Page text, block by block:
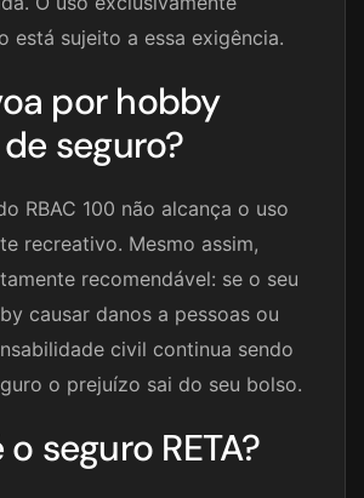
está sujeito a essa exigência.
por hobby
seguro?
RBAC 100 não alcança o uso
recreativo. Mesmo assim,
recomendável: se o seu
causar danos a pessoas ou
civil continua sendo
o prejuízo sai do seu bolso.
seguro RETA?